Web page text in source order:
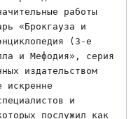
работы
«Брокгауза и
(3-е
и Мефодия», серия
издательством
искренне
и
послужил как